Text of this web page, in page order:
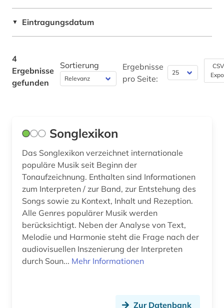
Werkstoffwissenschaften und
Fertigungstechnik (0)
Museumswesen (0)
▼ Eintragungsdatum
4
Ergebnisse
gefunden
Sortierung
Ergebnisse
pro Seite:
Songlexikon
Das Songlexikon verzeichnet internationale
populäre Musik seit Beginn der
Tonaufzeichnung. Enthalten sind Informationen
zum Interpreten / zur Band, zur Entstehung des
Songs sowie zu Kontext, Inhalt und Rezeption.
Alle Genres populärer Musik werden
berücksichtigt. Neben der Analyse von Text,
Melodie und Harmonie steht die Frage nach der
audiovisuellen Inszenierung der Interpreten
durch Soun... Mehr Informationen
Zur Datenbank